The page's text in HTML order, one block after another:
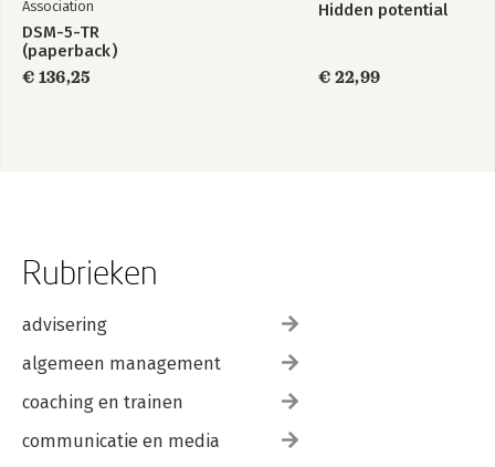
Association
DSM-5-TR
(paperback)
€ 136,25
Hidden potential
€ 22,99
Rubrieken
advisering
algemeen management
coaching en trainen
communicatie en media